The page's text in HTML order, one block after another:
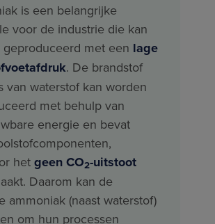
is een belangrijke
voor de industrie die kan
met een lage
. De brandstof
van waterstof kan worden
met behulp van
energie en bevat
hetgeen CO2-uitstoot
Daarom kan de
ammoniak (naast waterstof)
om hun processen